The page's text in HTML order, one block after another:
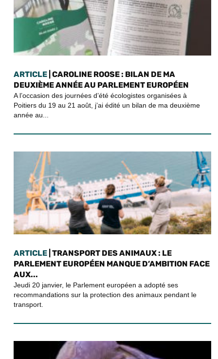
ARTICLE | CAROLINE ROOSE : BILAN DE MA
DEUXIÈME ANNÉE AU PARLEMENT EUROPÉEN
A l’occasion des journées d’été écologistes organisées à
Poitiers du 19 au 21 août, j’ai édité un bilan de ma deuxième
année au...
ARTICLE | TRANSPORT DES ANIMAUX : LE
PARLEMENT EUROPÉEN MANQUE D’AMBITION FACE
AUX...
Jeudi 20 janvier, le Parlement européen a adopté ses
recommandations sur la protection des animaux pendant le
transport.